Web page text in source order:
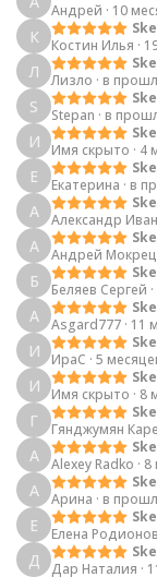
Андрей · 10
К
Костин Илья ·
Л
Лизло · в
S
Stepan · в
И
Имя скрыто · 4
Е
Екатерина · в
А
Александр
А
Андрей
Б
Беляев Сергей ·
A
Asgard777 · 11
И
ИраС · 5
И
Имя скрыто · 8
Г
Гянджумян
A
Alexey Radko · 8
А
Арина · в
Е
Елена
Д
Дар Наталия ·